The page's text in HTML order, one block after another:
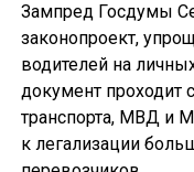
Зампред Госдумы
законопроект,
водителей на
документ проходит
транспорта, МВД и
к легализации